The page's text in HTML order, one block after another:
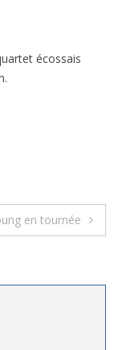
écossais
en tournée